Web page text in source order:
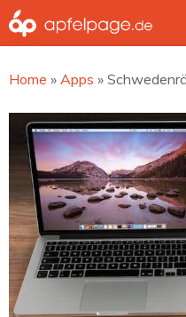
Zum
Inhalt
Home » Apps »